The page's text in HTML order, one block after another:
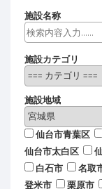
施設名称
施設カテゴリ
施設地域
仙台市青葉区
仙台市太白区
白石市
名取
登米市
栗原市